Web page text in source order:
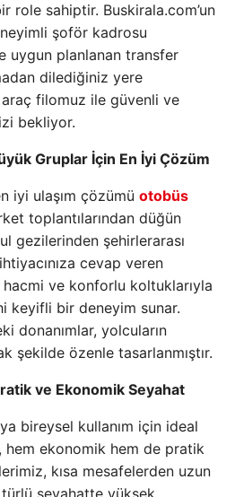
role sahiptir. Buskirala.com’un
şoför kadrosu
uygun planlanan transfer
dilediğiniz yere
filomuz ile güvenli ve
bekliyor.
Gruplar İçin En İyi Çözüm
iyi ulaşım çözümü otobüs
toplantılarından düğün
gezilerinden şehirlerarası
cevap veren
ve konforlu koltuklarıyla
keyifli bir deneyim sunar.
donanımlar, yolcuların
şekilde özenle tasarlanmıştır.
ve Ekonomik Seyahat
bireysel kullanım için ideal
, hem ekonomik hem de pratik
kısa mesafelerden uzun
seyahatte yüksek